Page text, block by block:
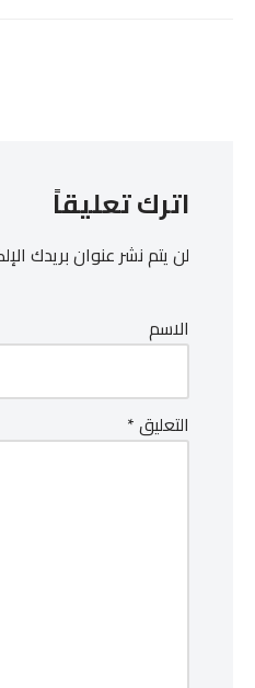
اترك تعليقاً
لن يتم نشر عنوان بريدك
الاسم
التعليق*